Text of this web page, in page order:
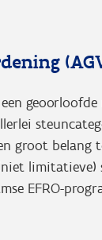
groot
limitatieve)
EFRO-